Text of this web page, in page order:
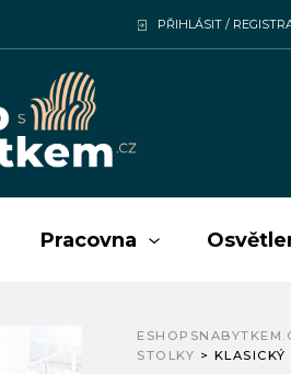
PŘIHLÁSIT /
Pracovna
STOLKY >